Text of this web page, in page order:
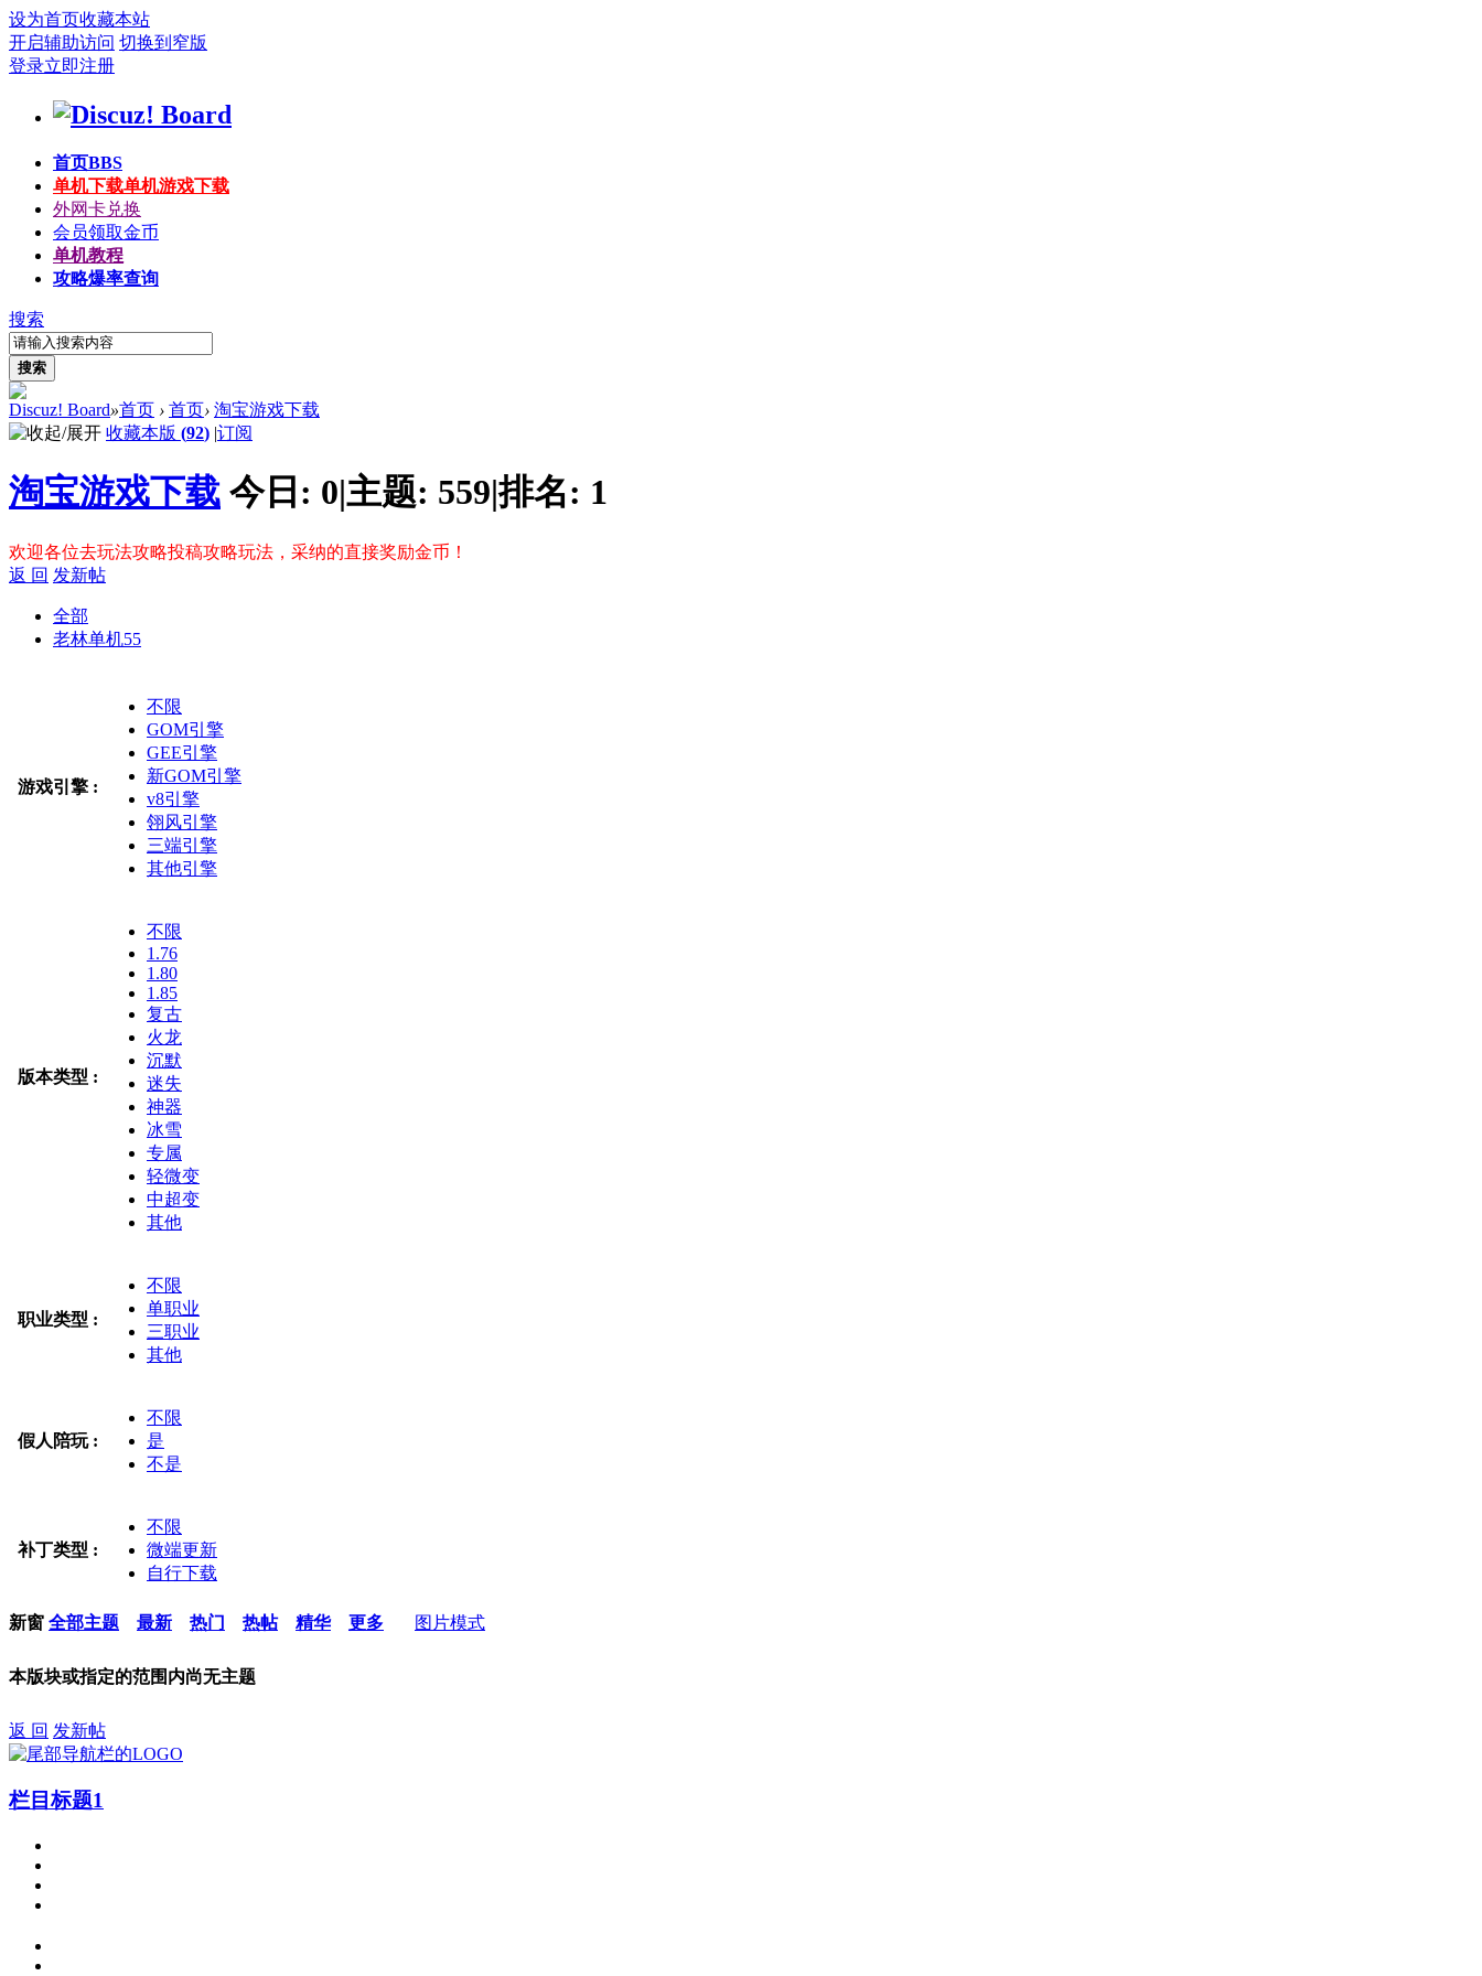
设为首页收藏本站
开启辅助访问 切换到窄版
登录立即注册
首页BBS
单机下载单机游戏下载
外网卡兑换
会员领取金币
单机教程
攻略爆率查询
搜索
搜索
Discuz! Board»首页 › 首页› 淘宝游戏下载
收藏本版 (92) |订阅
淘宝游戏下载 今日: 0|主题: 559|排名: 1
欢迎各位去玩法攻略投稿攻略玩法，采纳的直接奖励金币！
返 回 发新帖
全部
老林单机55
游戏引擎 :
不限
GOM引擎
GEE引擎
新GOM引擎
v8引擎
翎风引擎
三端引擎
其他引擎
版本类型 :
不限
1.76
1.80
1.85
复古
火龙
沉默
迷失
神器
冰雪
专属
轻微变
中超变
其他
职业类型 :
不限
单职业
三职业
其他
假人陪玩 :
不限
是
不是
补丁类型 :
不限
微端更新
自行下载
新窗 全部主题 最新 热门 热帖 精华 更多 图片模式
本版块或指定的范围内尚无主题
返 回 发新帖
栏目标题1